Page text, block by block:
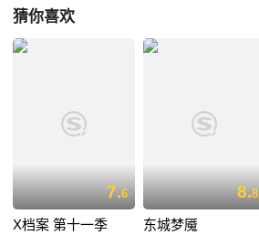
猜你喜欢
7.6
X档案 第十一季
8.8
东城梦魇